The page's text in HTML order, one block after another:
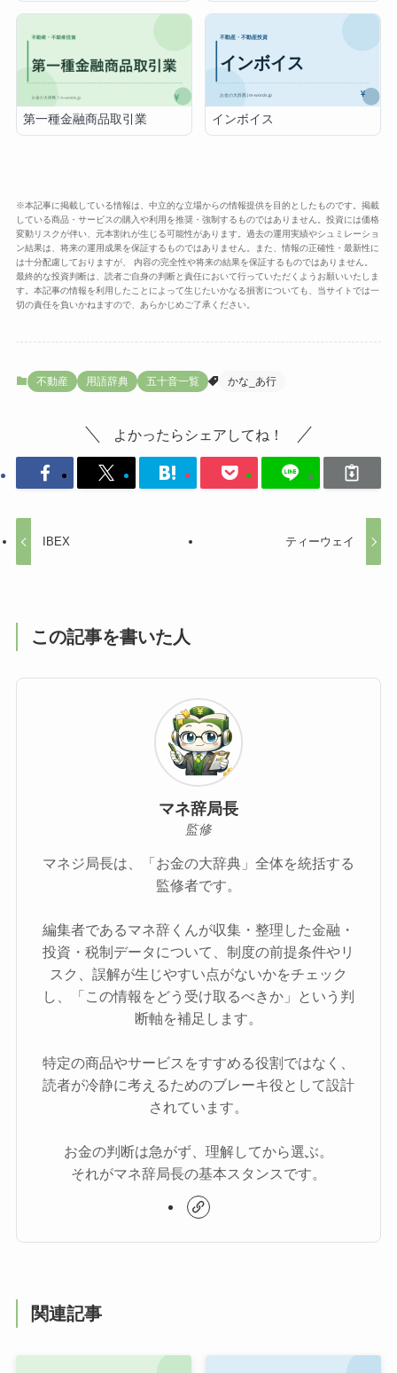
第一種金融商品取引業 インボイス
※本記事に掲載している情報は、中立的な立場からの情報提供を目的としたものです。掲載
している商品・サービスの購入や利用を推奨・強制するものではありません。投資には価格
変動リスクが伴い、元本割れが生じる可能性があります。過去の運用実績やシュミレーショ
ン結果は、将来の運用成果を保証するものではありません。また、情報の正確性・最新性に
は十分配慮しておりますが、 内容の完全性や将来の結果を保証するものではありません。
最終的な投資判断は、読者ご自身の判断と責任において行っていただくようお願いいたしま
す。本記事の情報を利用したことによって生じたいかなる損害についても、当サイトでは一
切の責任を負いかねますので、あらかじめご了承ください。
不動産 用語辞典 五十音一覧 かな_あ行
よかったらシェアしてね！
IBEX ティーウェイ
この記事を書いた人
マネ辞局長
監修
マネジ局長は、「お金の大辞典」全体を統括する
監修者です。
編集者であるマネ辞くんが収集・整理した金融・
投資・税制データについて、制度の前提条件やリ
スク、誤解が生じやすい点がないかをチェック
し、「この情報をどう受け取るべきか」という判
断軸を補足します。
特定の商品やサービスをすすめる役割ではなく、
読者が冷静に考えるためのブレーキ役として設計
されています。
お金の判断は急がず、理解してから選ぶ。
それがマネ辞局長の基本スタンスです。
関連記事